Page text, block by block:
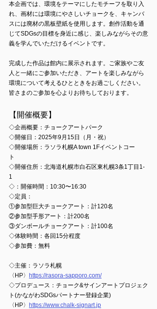
本企画では、環境をテーマにしたモチーフを取り入
れ、画材には環境にやさしいチョークを、キャンバ
スには廃材の黒板壁紙を使用します。創作活動を通
じてSDGsの目標を身近に感じ、楽しみながらその意
義を学んでいただけるイベントです。
完成した作品は館内に展示されます。ご家族やご友
人と一緒にご参加いただき、アートを楽しみながら
環境について考えるひとときをお過ごしください。
皆さまのご参加を心よりお待ちしております。
【開催概要】
◇企画概要：チョークアートパーク
◇開催日：2025年9月15日（月・祝）
◇開催場所：ラソラ札幌A town 1Fイベントコー
ト
◇開催住所：北海道札幌市⽩⽯区東札幌3条1丁⽬1-
1
◇：開催時間：10:30〜16:30
◇定員：
①参加型巨大チョークアート：計120名
②参加型手形アート：計200名
③ダンボールチョークアート：計100名
◇体験時間：各回15分程度
◇参加費：無料
◇主催： ラソラ札幌
〈HP〉
https://rasora-sapporo.com/
◇プロデュース：チョーク&サインアートプロジェク
ト(かながわSDGsパートナー登録企業)
〈HP〉
https://www.chalk-signart.jp